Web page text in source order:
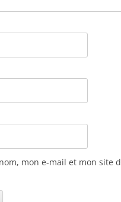
mon e-mail et mon site